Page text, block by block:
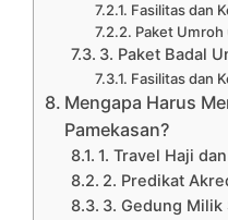
Fasilitas dan
Paket Umroh
3. Paket Badal
Fasilitas dan
Mengapa Harus
Pamekasan?
1. Travel Haji
2. Predikat
3. Gedung Milik